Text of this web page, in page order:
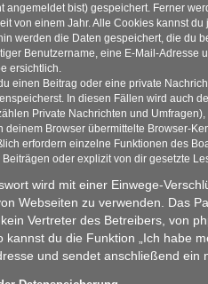
angemeldet bist) gespeichert. Ferner
von einem Jahr. Alle Cookies kannst
werden die Daten gespeichert, die du
Benutzername, eine E-Mail-Adresse
ersichtlich.
einen Beitrag oder eine private
In diesen Fällen wird auch
Private Nachrichten und
deinem Browser übermittelte Browser-
erfordern einzelne Funktionen des
oder explizit von dir gesetzte
wird mit einer Einwege-
Webseiten zu verwenden. Das
Vertreter des Betreibers, von
kannst du die Funktion „Ich habe
und sendet anschließend